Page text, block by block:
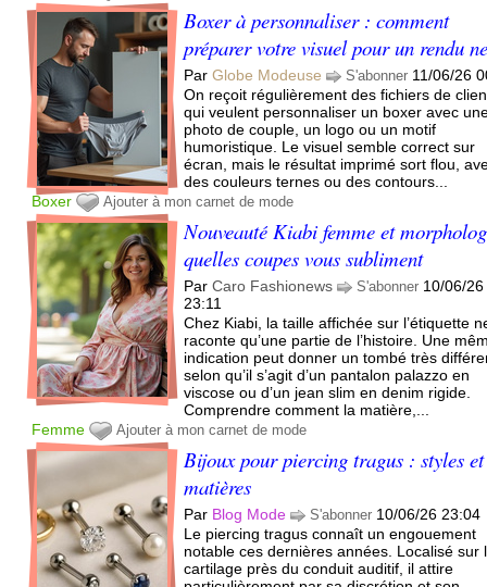
Boxer à personnaliser : comment
préparer votre visuel pour un rendu
ParGlobe Modeuse S'abonner 11/06/26
On reçoit régulièrement des fichiers de
qui veulent personnaliser un boxer avec
photo de couple, un logo ou un motif
humoristique. Le visuel semble correct sur
écran, mais le résultat imprimé sort flou,
des couleurs ternes ou des contours...
Boxer
Ajouter à mon carnet de mode
Nouveauté Kiabi femme et
quelles coupes vous subliment
ParCaro Fashionews S'abonner 10/06/26
23:11
Chez Kiabi, la taille affichée sur l’étiquette
raconte qu’une partie de l’histoire. Une
indication peut donner un tombé très
selon qu’il s’agit d’un pantalon palazzo en
viscose ou d’un jean slim en denim rigide.
Comprendre comment la matière,...
Femme
Ajouter à mon carnet de mode
Bijoux pour piercing tragus : styles et
matières
Par Blog Mode S'abonner 10/06/26 23:04
Le piercing tragus connaît un engouement
notable ces dernières années. Localisé sur
cartilage près du conduit auditif, il attire